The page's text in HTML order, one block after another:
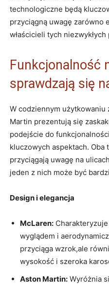
technologiczne będą
przyciągną uwagę zarówno
właścicieli tych niezwykłych
Funkcjonalność
sprawdzają się
W codziennym użytkowaniu
Martin prezentują się
podejście do
kluczowych aspektach. Oba
przyciągają uwagę na
jeden z nich może być
Design i elegancja
McLaren:
wyglądem i
przyciąga wzrok,ale
wysokość i szeroka
Aston Martin: Wyróżnia